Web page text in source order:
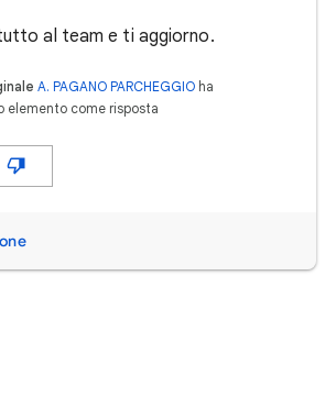
al team e ti aggiorno.
A. PAGANO PARCHEGGIO ha
elemento come risposta